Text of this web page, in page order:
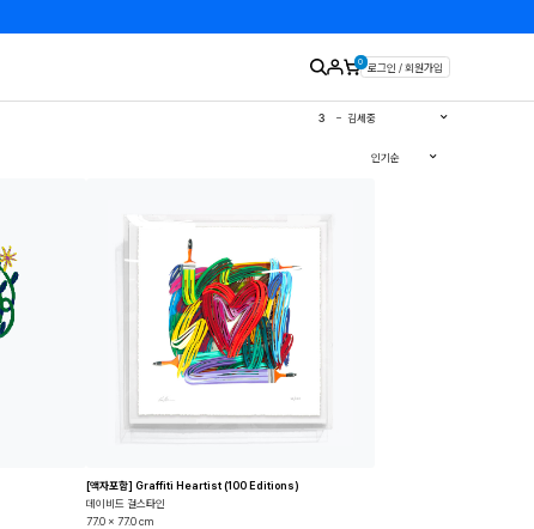
0 로그인 / 회원가입
2
김경희
3
김세중
이왈종인기순
[액자포함] Graffiti Heartist (100 Editions)
데이비드 걸스타인
77.0 x 77.0 cm